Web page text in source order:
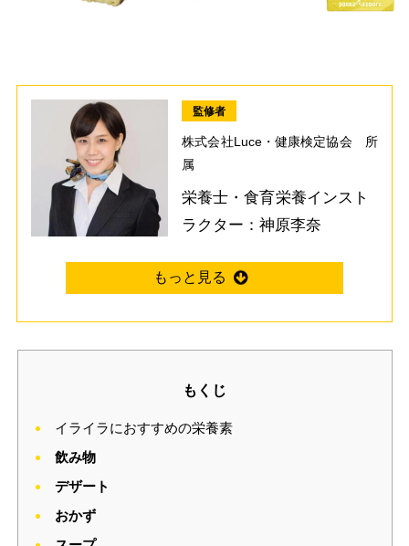
監修者
株式会社Luce・健康検定協会 所
属
栄養士・食育栄養インスト
ラクター：神原李奈
もくじ
イライラにおすすめの栄養素
飲み物
デザート
おかず